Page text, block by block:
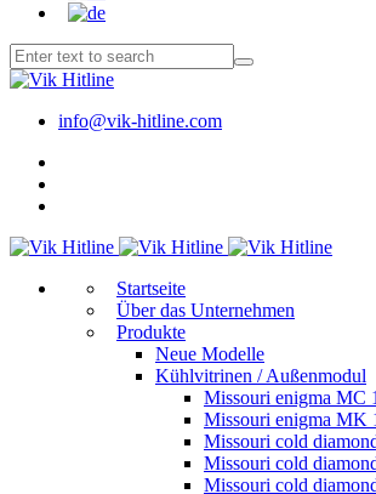
info@vik-hitline.com
Start­sei­te
Über das Unternehmen
Produkte
Neue Modelle
Kühlvitrinen / Außenmodul
Missouri enigma MC
Missouri enigma MK
Missouri cold
Missouri cold
Missouri cold